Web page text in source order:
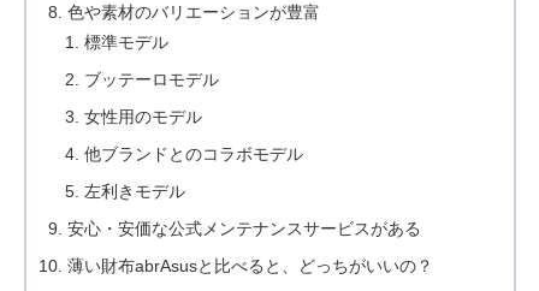
色や素材のバリエーションが豊富
標準モデル
ブッテーロモデル
女性用のモデル
他ブランドとのコラボモデル
左利きモデル
安心・安価な公式メンテナンスサービスがある
薄い財布abrAsusと比べると、どっちがいいの？